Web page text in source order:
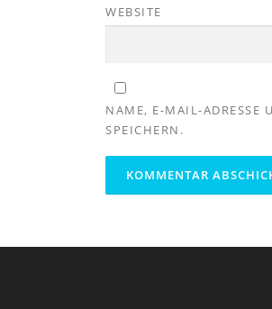
WEBSITE
NAME, E-MAIL-ADRESSE
SPEICHERN.